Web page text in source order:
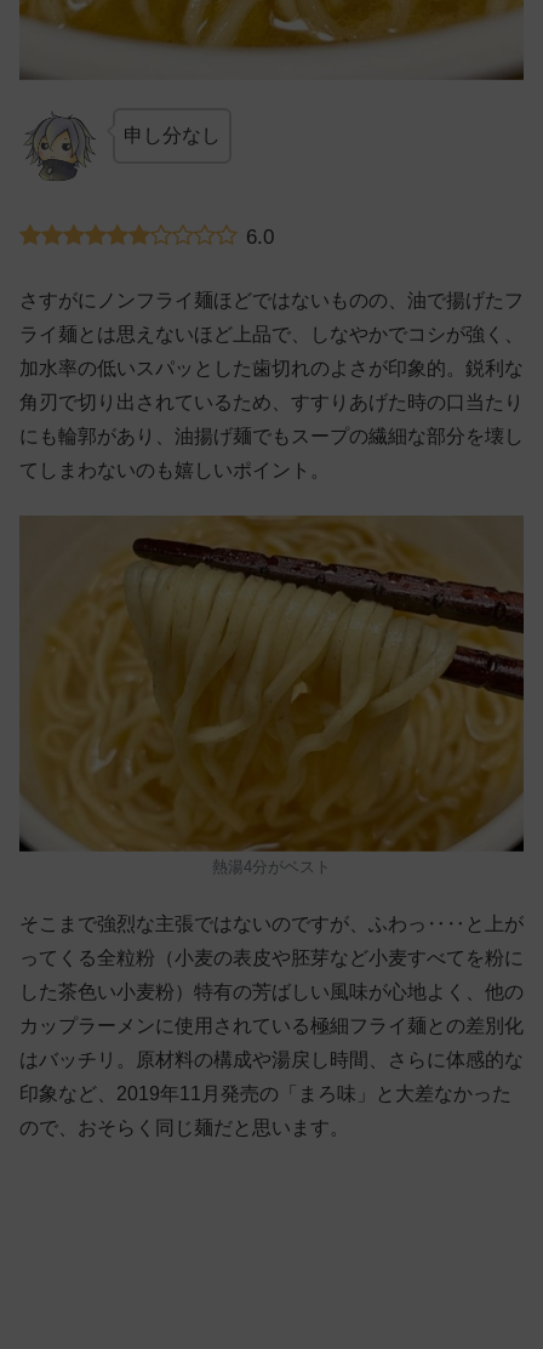
申し分なし
6.0
さすがにノンフライ麺ほどではないものの、油で揚げたフ
ライ麺とは思えないほど上品で、しなやかでコシが強く、
加水率の低いスパッとした歯切れのよさが印象的。鋭利な
角刃で切り出されているため、すすりあげた時の口当たり
にも輪郭があり、油揚げ麺でもスープの繊細な部分を壊し
てしまわないのも嬉しいポイント。
熱湯4分がベスト
そこまで強烈な主張ではないのですが、ふわっ‥‥と上が
ってくる全粒粉（小麦の表皮や胚芽など小麦すべてを粉に
した茶色い小麦粉）特有の芳ばしい風味が心地よく、他の
カップラーメンに使用されている極細フライ麺との差別化
はバッチリ。原材料の構成や湯戻し時間、さらに体感的な
印象など、2019年11月発売の「まろ味」と大差なかった
ので、おそらく同じ麺だと思います。